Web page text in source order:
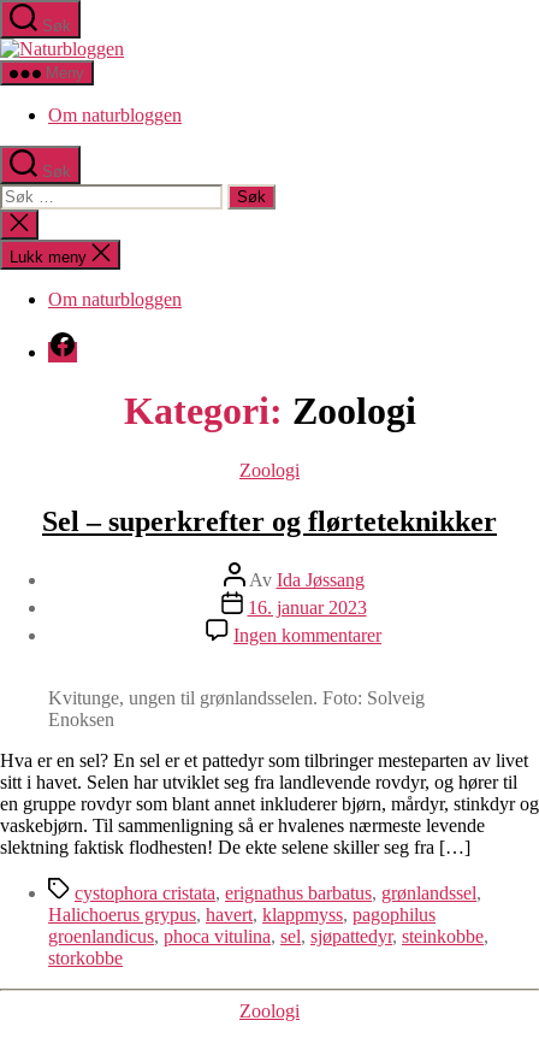
Hopp
til
innholdet
Søk
Meny
Om naturbloggen
Søk
Søk
etter:
Lukk
søk
Lukk meny
Om naturbloggen
Facebook
Kategori: Zoologi
Kategorier
Zoologi
Sel – superkrefter og flørteteknikker
Innleggsforfatter
Av Ida Jøssang
Publiseringsdato
16. januar 2023
Ingen kommentarertil
Sel
superkrefter
Kvitunge, ungen til grønlandsselen. Foto: Solveig
Enoksen
Hva er en sel? En sel er et pattedyr som tilbringer mesteparten av livet
sitt i havet. Selen har utviklet seg fra landlevende rovdyr, og hører til
en gruppe rovdyr som blant annet inkluderer bjørn, mårdyr, stinkdyr og
vaskebjørn. Til sammenligning så er hvalenes nærmeste levende
slektning faktisk flodhesten! De ekte selene skiller seg fra […]
Stikkord
cystophora cristata, erignathus barbatus, grønlandssel,
Halichoerus grypus, havert, klappmyss, pagophilus
groenlandicus, phoca vitulina, sel, sjøpattedyr, steinkobbe,
storkobbe
Kategorier
Zoologi